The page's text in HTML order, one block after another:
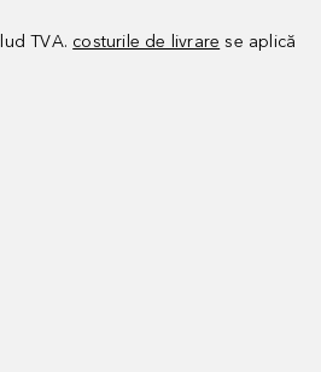
TVA. costurile de livrare se aplică